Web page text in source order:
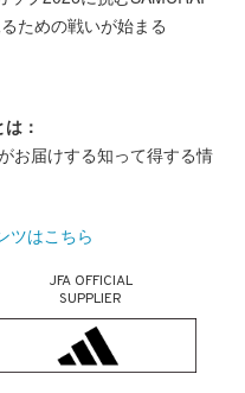
ための戦いが始まる
：
お届けする知って得する情
ツはこちら
JFA OFFICIAL
SUPPLIER